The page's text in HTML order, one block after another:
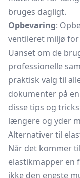
bruges dagligt.
Opbevaring:
ventileret miljø
Uanset om de
professionelle
praktisk valg til
dokumenter på
disse tips og
længere og yder
Alternativer til
Når det kommer
elastikmapper en
ikke den eneste